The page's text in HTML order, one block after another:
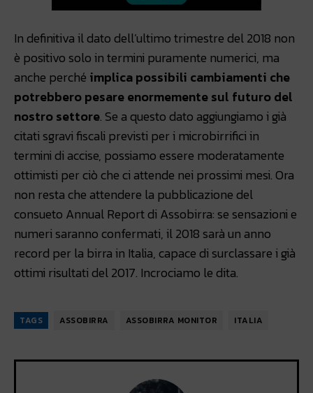
In definitiva il dato dell’ultimo trimestre del 2018 non
è positivo solo in termini puramente numerici, ma
anche perché implica possibili cambiamenti che
potrebbero pesare enormemente sul futuro del
nostro settore. Se a questo dato aggiungiamo i già
citati sgravi fiscali previsti per i microbirrifici in
termini di accise, possiamo essere moderatamente
ottimisti per ciò che ci attende nei prossimi mesi. Ora
non resta che attendere la pubblicazione del
consueto Annual Report di Assobirra: se sensazioni e
numeri saranno confermati, il 2018 sarà un anno
record per la birra in Italia, capace di surclassare i già
ottimi risultati del 2017. Incrociamo le dita.
TAGS ASSOBIRRA ASSOBIRRA MONITOR ITALIA